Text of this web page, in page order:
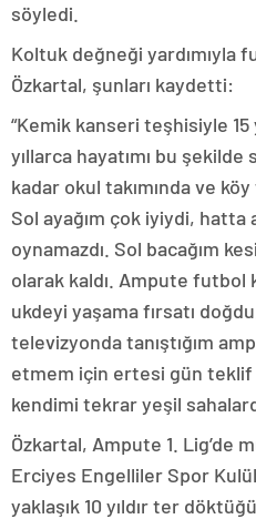
söyledi.
Koltuk değneği yardımıyla
Özkartal, şunları kaydetti:
“Kemik kanseri teşhisiyle 15
yıllarca hayatımı bu şekilde
kadar okul takımında ve
Sol ayağım çok iyiydi,
oynamazdı. Sol bacağım
olarak kaldı. Ampute futbol
ukdeyi yaşama fırsatı
televizyonda tanıştığım
etmem için ertesi gün teklif
kendimi tekrar yeşil
Özkartal, Ampute 1. Lig’de
Erciyes Engelliler Spor
yaklaşık 10 yıldır ter